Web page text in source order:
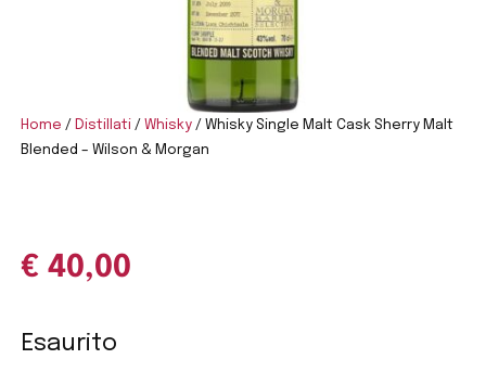
Home / Distillati /Whisky / Whisky Single Malt Cask Sherry Malt
Blended – Wilson & Morgan
€ 40,00
Esaurito